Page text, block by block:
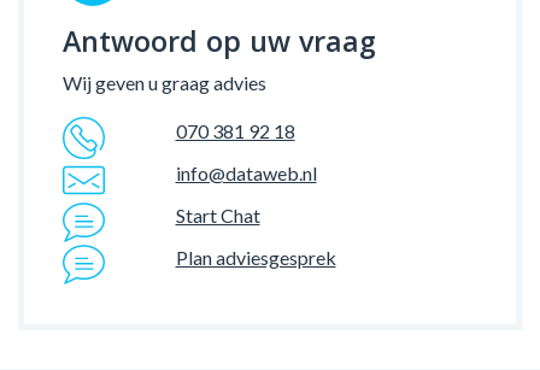
Antwoord op uw vraag
Wij geven u graag advies
070 381 92 18
info@dataweb.nl
Start Chat
Plan adviesgesprek